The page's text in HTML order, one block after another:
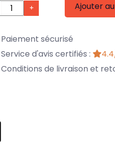
+ Ajouter
Paiement sécurisé
Service d'avis certifiés :
Conditions de livraison et